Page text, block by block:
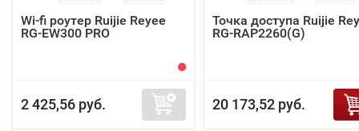
Wi-fi роутер Ruijie Reyee
RG-EW300 PRO
2 425,56 руб.
Точка доступа Ruijie
RG-RAP2260(G)
20 173,52 руб.